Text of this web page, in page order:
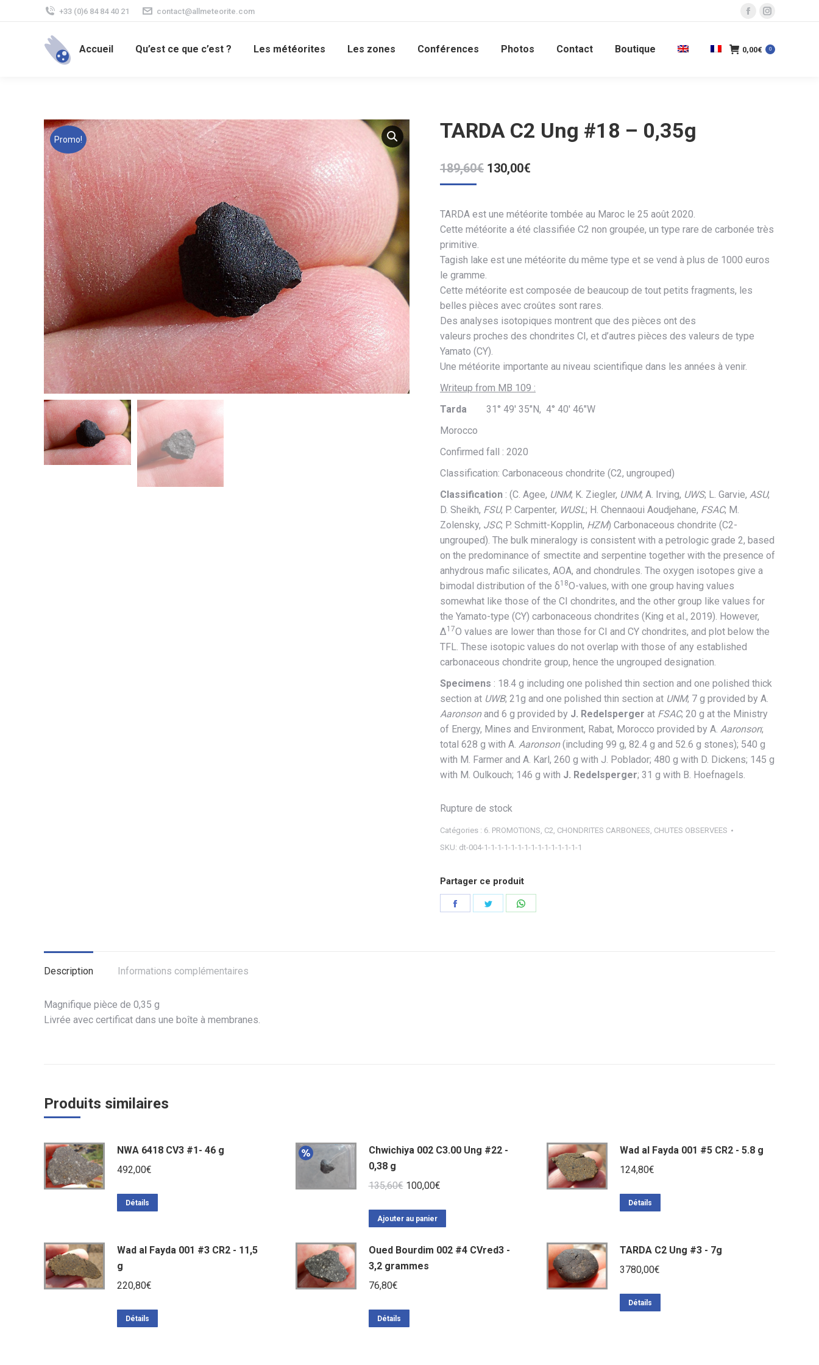
+33 (0)6 84 84 40 21 contact@allmeteorite.com
La
Facebook
La
Instagram
Accueil Qu’est ce que c’est ? Les météorites Les zones Conférences Photos Contact Boutique 0,00€ 0
Promo! TARDA C2 Ung #18 – 0,35g
189,60€ Le
était :
189,60€.
130,00€
est :
130,00€.
TARDA est une météorite tombée au Maroc le 25 août 2020.
Cette météorite a été classifiée C2 non groupée, un type rare de carbonée très
primitive.
Tagish lake est une météorite du même type et se vend à plus de 1000 euros
le gramme.
Cette météorite est composée de beaucoup de tout petits fragments, les
belles pièces avec croûtes sont rares.
Des analyses isotopiques montrent que des pièces ont des
valeurs proches des chondrites CI, et d’autres pièces des valeurs de type
Yamato (CY).
Une météorite importante au niveau scientifique dans les années à venir.
Writeup from MB 109 :
Tarda 31° 49′ 35″N, 4° 40′ 46″W
Morocco
Confirmed fall : 2020
Classification: Carbonaceous chondrite (C2, ungrouped)
Classification : (C. Agee, UNM; K. Ziegler, UNM; A. Irving, UWS; L. Garvie, ASU;
D. Sheikh, FSU; P. Carpenter, WUSL; H. Chennaoui Aoudjehane, FSAC; M.
Zolensky, JSC; P. Schmitt-Kopplin, HZM) Carbonaceous chondrite (C2-
ungrouped). The bulk mineralogy is consistent with a petrologic grade 2, based
on the predominance of smectite and serpentine together with the presence of
anhydrous mafic silicates, AOA, and chondrules. The oxygen isotopes give a
bimodal distribution of the δ18O-values, with one group having values
somewhat like those of the CI chondrites, and the other group like values for
the Yamato-type (CY) carbonaceous chondrites (King et al., 2019). However,
Δ17O values are lower than those for CI and CY chondrites, and plot below the
TFL. These isotopic values do not overlap with those of any established
carbonaceous chondrite group, hence the ungrouped designation.
Specimens : 18.4 g including one polished thin section and one polished thick
section at UWB; 21g and one polished thin section at UNM; 7 g provided by A.
Aaronsonand 6 g provided by J. Redelsperger at FSAC; 20 g at the Ministry
of Energy, Mines and Environment, Rabat, Morocco provided by A. Aaronson;
total 628 g with A. Aaronson(including 99 g, 82.4 g and 52.6 g stones); 540 g
with M. Farmer and A. Karl, 260 g with J. Poblador; 480 g with D. Dickens; 145 g
with M. Oulkouch; 146 g with J. Redelsperger; 31 g with B. Hoefnagels.
Rupture de stock
Catégories : 6. PROMOTIONS, C2, CHONDRITES CARBONEES, CHUTES OBSERVEES
SKU: dt-004-1-1-1-1-1-1-1-1-1-1-1-1-1-1-1
Partager ce produit
Partager Partager
Description Informations complémentaires
Magnifique pièce de 0,35 g
Livrée avec certificat dans une boîte à membranes.
Produits similaires
NWA 6418 CV3 #1- 46 g
492,00€
Détails
Chwichiya 002 C3.00 Ung #22 -
0,38 g
135,60€ Le
initial
135,60€.
100,00€Le
100,00€.
Ajouter au panier
Wad al Fayda 001 #5 CR2 - 5.8 g
124,80€
Détails
Wad al Fayda 001 #3 CR2 - 11,5
g
220,80€
Détails
Oued Bourdim 002 #4 CVred3 -
3,2 grammes
76,80€
Détails
TARDA C2 Ung #3 - 7g
3780,00€
Détails